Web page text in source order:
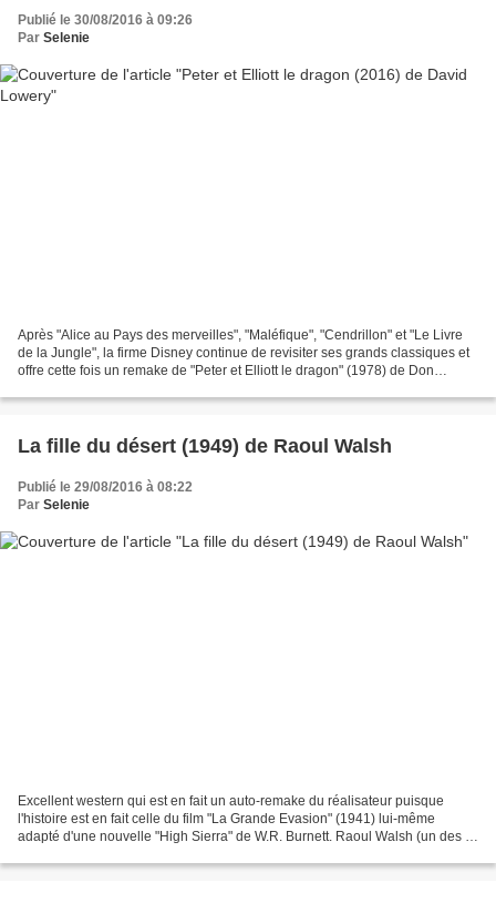
Publié le 30/08/2016 à 09:26
Par Selenie
Après "Alice au Pays des merveilles", "Maléfique", "Cendrillon" et "Le Livre
de la Jungle", la firme Disney continue de revisiter ses grands classiques et
offre cette fois un remake de "Peter et Elliott le dragon" (1978) de Don
La fille du désert (1949) de Raoul Walsh
Publié le 29/08/2016 à 08:22
Par Selenie
Excellent western qui est en fait un auto-remake du réalisateur puisque
l'histoire est en fait celle du film "La Grande Evasion" (1941) lui-même
adapté d'une nouvelle "High Sierra" de W.R. Burnett. Raoul Walsh (un des 4